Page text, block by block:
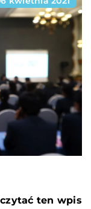
ten wpis